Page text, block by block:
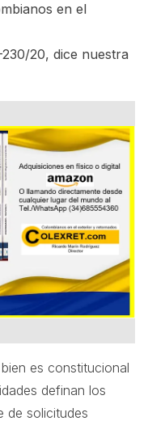
en el
20, dice nuestra
es constitucional
definan los
de solicitudes